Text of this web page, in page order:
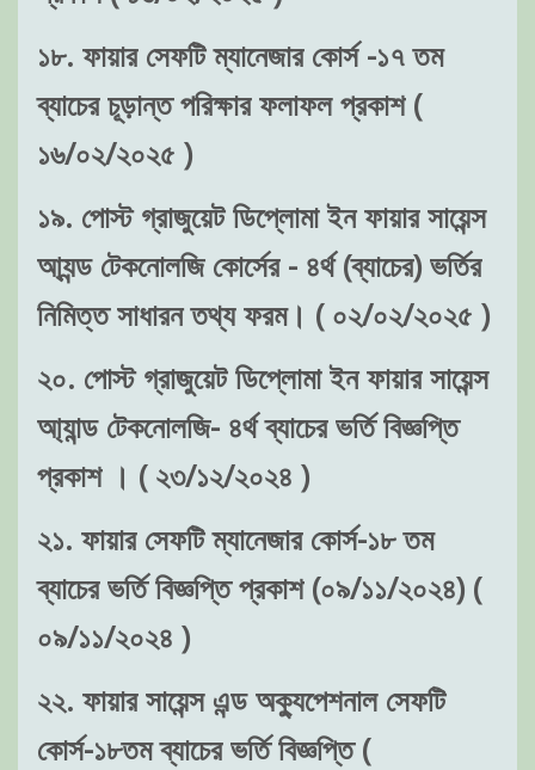
১৮. ফায়ার সেফটি ম্যানেজার কোর্স -১৭ তম
ব্যাচের চূড়ান্ত পরিক্ষার ফলাফল প্রকাশ (
১৬/০২/২০২৫ )
১৯. পোস্ট গ্রাজুয়েট ডিপ্লোমা ইন ফায়ার সায়েন্স
আ্যন্ড টেকনোলজি কোর্সের - ৪র্থ (ব্যাচের) ভর্তির
নিমিত্ত সাধারন তথ্য ফরম। ( ০২/০২/২০২৫ )
২০. পোস্ট গ্রাজুয়েট ডিপ্লোমা ইন ফায়ার সায়েন্স
আ্যান্ড টেকনোলজি- ৪র্থ ব্যাচের ভর্তি বিজ্ঞপ্তি
প্রকাশ । ( ২৩/১২/২০২৪ )
২১. ফায়ার সেফটি ম্যানেজার কোর্স-১৮ তম
ব্যাচের ভর্তি বিজ্ঞপ্তি প্রকাশ (০৯/১১/২০২৪) (
০৯/১১/২০২৪ )
২২. ফায়ার সায়েন্স এন্ড অক্যুপেশনাল সেফটি
কোর্স-১৮তম ব্যাচের ভর্তি বিজ্ঞপ্তি (